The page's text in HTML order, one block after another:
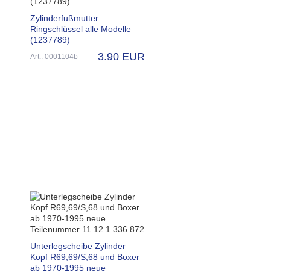
Zylinderfußmutter
Ringschlüssel alle Modelle
(1237789)
Art.: 0001104b 3.90 EUR
Unterlegscheibe Zylinder
Kopf R69,69/S,68 und Boxer
ab 1970-1995 neue